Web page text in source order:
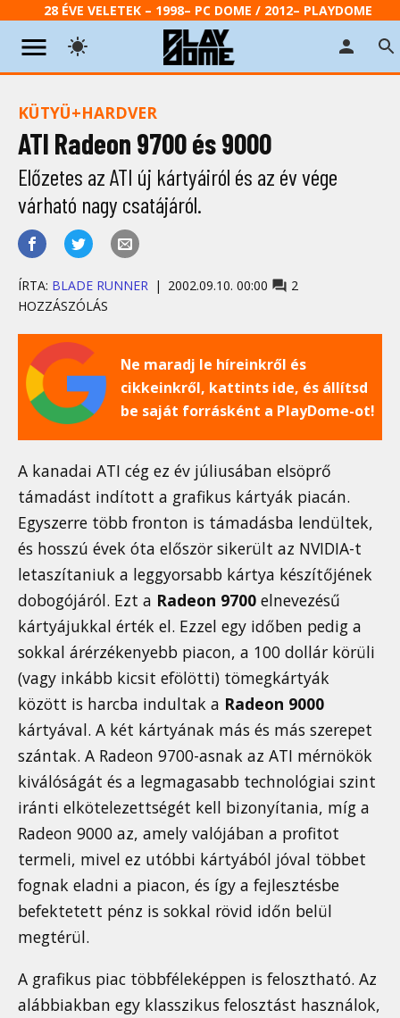
28 ÉVE VELETEK – 1998– PC DOME / 2012– PLAYDOME
KÜTYÜ+HARDVER
ATI Radeon 9700 és 9000
Előzetes az ATI új kártyáiról és az év vége
várható nagy csatájáról.
ÍRTA: BLADE RUNNER 2002.09.10. 00:00
2
HOZZÁSZÓLÁS
Ne maradj le híreinkről és
cikkeinkről, kattints ide, és állítsd
be saját forrásként a PlayDome-ot!
A kanadai ATI cég ez év júliusában elsöprő
támadást indított a grafikus kártyák piacán.
Egyszerre több fronton is támadásba lendültek,
és hosszú évek óta először sikerült az NVIDIA-t
letaszítaniuk a leggyorsabb kártya készítőjének
dobogójáról. Ezt a Radeon 9700 elnevezésű
kártyájukkal érték el. Ezzel egy időben pedig a
sokkal árérzékenyebb piacon, a 100 dollár körüli
(vagy inkább kicsit efölötti) tömegkártyák
között is harcba indultak a Radeon 9000
kártyával. A két kártyának más és más szerepet
szántak. A Radeon 9700-asnak az ATI mérnökök
kiválóságát és a legmagasabb technológiai szint
iránti elkötelezettségét kell bizonyítania, míg a
Radeon 9000 az, amely valójában a profitot
termeli, mivel ez utóbbi kártyából jóval többet
fognak eladni a piacon, és így a fejlesztésbe
befektetett pénz is sokkal rövid időn belül
megtérül.
A grafikus piac többféleképpen is felosztható. Az
alábbiakban egy klasszikus felosztást használok,